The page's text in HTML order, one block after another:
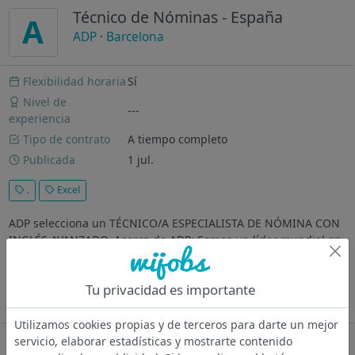
A Técnico de Nóminas - España
ADP · Barcelona
Flexibilidad horaria Sí
Nivel de
experiencia
---
Tipo de contrato
A tiempo completo
Publicada
1 jul.
. Excel
ADP selecciona un TÉCNICO/A ESPECIALISTA DE NÓMINA CON
INGLÉS AVANZADO. Acerca de ADP: Somos un líder mundial en
tecnología de recursos humanos que ofrece lo último en
inteligencia artificial y aprendizaje automático para nóminas,
impuestos, recursos...
Ver más
Oferta desactivada
Tu privacidad es importante
Utilizamos cookies propias y de terceros para darte un mejor
servicio, elaborar estadísticas y mostrarte contenido